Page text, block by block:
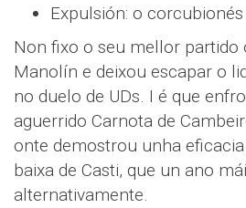
Expulsión: o
Non fixo o seu mellor partido
Manolín e deixou escapar o
no duelo de UDs. I é que
aguerrido Carnota de
onte demostrou unha
baixa de Casti, que un ano
alternativamente.